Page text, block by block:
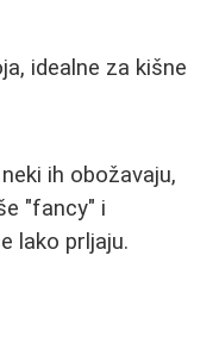
idealne za kišne
ih obožavaju,
"fancy" i
lako prljaju.